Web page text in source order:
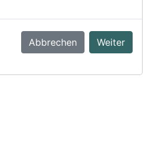
Abbrechen Weiter